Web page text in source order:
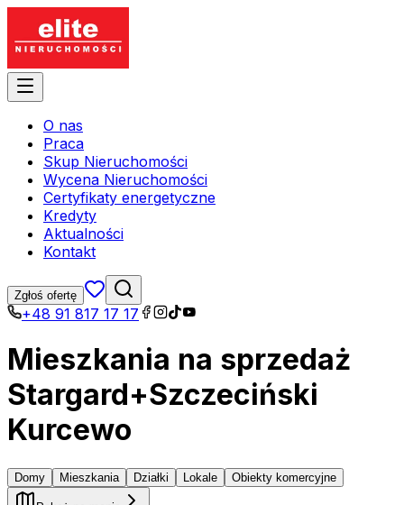
O nas
Praca
Skup Nieruchomości
Wycena Nieruchomości
Certyfikaty energetyczne
Kredyty
Aktualności
Kontakt
Zgłoś ofertę
+48 91 817 17 17
Mieszkania na sprzedaż
Stargard+Szczeciński
Kurcewo
Domy Mieszkania Działki Lokale Obiekty komercyjne